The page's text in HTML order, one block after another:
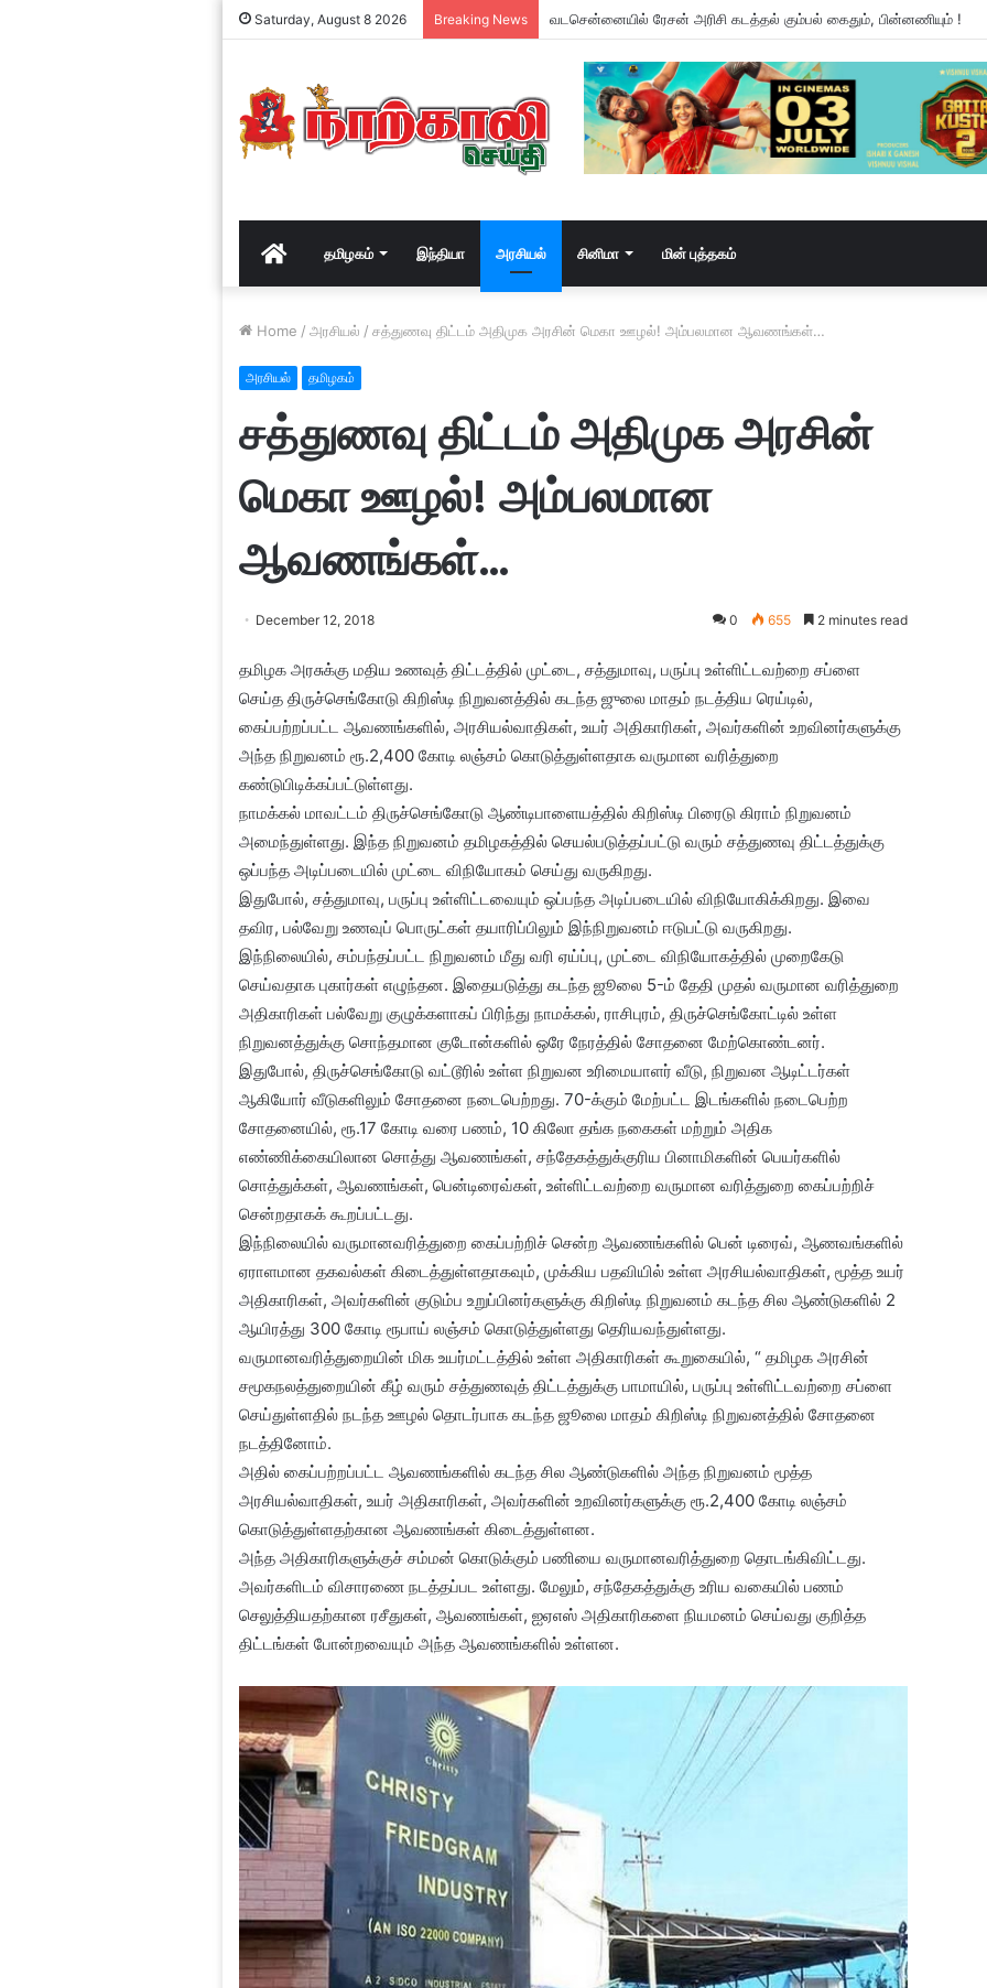
Saturday, August 8 2026 Breaking News வடசென்னையில் ரேசன் அரிசி கடத்தல் கும்பல் கைதும், பின்னணியும் !
Homeதமிழகம் இந்தியா அரசியல் சினிமா மின் புத்தகம்
Home / அரசியல் / சத்துணவு திட்டம் அதிமுக அரசின் மெகா ஊழல்! அம்பலமான ஆவணங்கள்…
அரசியல் தமிழகம்
சத்துணவு திட்டம் அதிமுக அரசின்
மெகா ஊழல்! அம்பலமான
ஆவணங்கள்…
December 12, 2018 0 655 2 minutes read
தமிழக அரசுக்கு மதிய உணவுத் திட்டத்தில் முட்டை, சத்துமாவு, பருப்பு உள்ளிட்டவற்றை சப்ளை
செய்த திருச்செங்கோடு கிறிஸ்டி நிறுவனத்தில் கடந்த ஜுலை மாதம் நடத்திய ரெய்டில்,
கைப்பற்றப்பட்ட ஆவணங்களில், அரசியல்வாதிகள், உயர் அதிகாரிகள், அவர்களின் உறவினர்களுக்கு
அந்த நிறுவனம் ரூ.2,400 கோடி லஞ்சம் கொடுத்துள்ளதாக வருமான வரித்துறை
கண்டுபிடிக்கப்பட்டுள்ளது.
நாமக்கல் மாவட்டம் திருச்செங்கோடு ஆண்டிபாளையத்தில் கிறிஸ்டி பிரைடு கிராம் நிறுவனம்
அமைந்துள்ளது. இந்த நிறுவனம் தமிழகத்தில் செயல்படுத்தப்பட்டு வரும் சத்துணவு திட்டத்துக்கு
ஒப்பந்த அடிப்படையில் முட்டை விநியோகம் செய்து வருகிறது.
இதுபோல், சத்துமாவு, பருப்பு உள்ளிட்டவையும் ஒப்பந்த அடிப்படையில் விநியோகிக்கிறது. இவை
தவிர, பல்வேறு உணவுப் பொருட்கள் தயாரிப்பிலும் இந்நிறுவனம் ஈடுபட்டு வருகிறது.
இந்நிலையில், சம்பந்தப்பட்ட நிறுவனம் மீது வரி ஏய்ப்பு, முட்டை விநியோகத்தில் முறைகேடு
செய்வதாக புகார்கள் எழுந்தன. இதையடுத்து கடந்த ஜூலை 5-ம் தேதி முதல் வருமான வரித்துறை
அதிகாரிகள் பல்வேறு குழுக்களாகப் பிரிந்து நாமக்கல், ராசிபுரம், திருச்செங்கோட்டில் உள்ள
நிறுவனத்துக்கு சொந்தமான குடோன்களில் ஒரே நேரத்தில் சோதனை மேற்கொண்டனர்.
இதுபோல், திருச்செங்கோடு வட்டூரில் உள்ள நிறுவன உரிமையாளர் வீடு, நிறுவன ஆடிட்டர்கள்
ஆகியோர் வீடுகளிலும் சோதனை நடைபெற்றது. 70-க்கும் மேற்பட்ட இடங்களில் நடைபெற்ற
சோதனையில், ரூ.17 கோடி வரை பணம், 10 கிலோ தங்க நகைகள் மற்றும் அதிக
எண்ணிக்கையிலான சொத்து ஆவணங்கள், சந்தேகத்துக்குரிய பினாமிகளின் பெயர்களில்
சொத்துக்கள், ஆவணங்கள், பென்டிரைவ்கள், உள்ளிட்டவற்றை வருமான வரித்துறை கைப்பற்றிச்
சென்றதாகக் கூறப்பட்டது.
இந்நிலையில் வருமானவரித்துறை கைப்பற்றிச் சென்ற ஆவணங்களில் பென் டிரைவ், ஆணவங்களில்
ஏராளமான தகவல்கள் கிடைத்துள்ளதாகவும், முக்கிய பதவியில் உள்ள அரசியல்வாதிகள், மூத்த உயர்
அதிகாரிகள், அவர்களின் குடும்ப உறுப்பினர்களுக்கு கிறிஸ்டி நிறுவனம் கடந்த சில ஆண்டுகளில் 2
ஆயிரத்து 300 கோடி ரூபாய் லஞ்சம் கொடுத்துள்ளது தெரியவந்துள்ளது.
வருமானவரித்துறையின் மிக உயர்மட்டத்தில் உள்ள அதிகாரிகள் கூறுகையில், “ தமிழக அரசின்
சமூகநலத்துறையின் கீழ் வரும் சத்துணவுத் திட்டத்துக்கு பாமாயில், பருப்பு உள்ளிட்டவற்றை சப்ளை
செய்துள்ளதில் நடந்த ஊழல் தொடர்பாக கடந்த ஜூலை மாதம் கிறிஸ்டி நிறுவனத்தில் சோதனை
நடத்தினோம்.
அதில் கைப்பற்றப்பட்ட ஆவணங்களில் கடந்த சில ஆண்டுகளில் அந்த நிறுவனம் மூத்த
அரசியல்வாதிகள், உயர் அதிகாரிகள், அவர்களின் உறவினர்களுக்கு ரூ.2,400 கோடி லஞ்சம்
கொடுத்துள்ளதற்கான ஆவணங்கள் கிடைத்துள்ளன.
அந்த அதிகாரிகளுக்குச் சம்மன் கொடுக்கும் பணியை வருமானவரித்துறை தொடங்கிவிட்டது.
அவர்களிடம் விசாரணை நடத்தப்பட உள்ளது. மேலும், சந்தேகத்துக்கு உரிய வகையில் பணம்
செலுத்தியதற்கான ரசீதுகள், ஆவணங்கள், ஐஏஎஸ் அதிகாரிகளை நியமனம் செய்வது குறித்த
திட்டங்கள் போன்றவையும் அந்த ஆவணங்களில் உள்ளன.